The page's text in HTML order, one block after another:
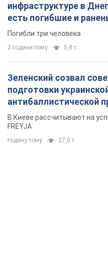
инфраструктуре в
есть погибшие и
Погибли три человека
2 години тому 5,8 т.
Зеленский созвал
подготовки
антибаллистической
решения готовятся
В Киеве рассчитывают на
FREYJA
годину тому 27,0 т.